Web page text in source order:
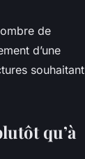
de
d’une
souhaitant
qu’à